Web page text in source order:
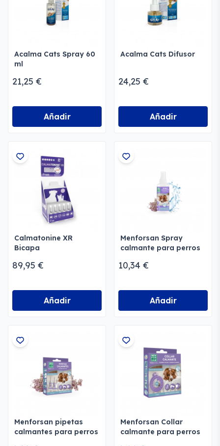
Acalma Cats Spray 60
ml
21,25 €
Añadir
Acalma Cats Difusor
24,25 €
Añadir
Calmatonine XR
Bicapa
89,95 €
Añadir
Menforsan Spray
calmante para perros
10,34 €
Añadir
Menforsan pipetas
calmantes para perros
Menforsan Collar
calmante para perros